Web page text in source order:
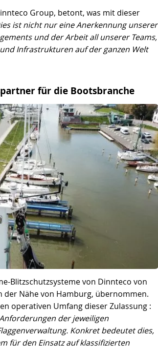
Group, betont, was mit dieser
ist nicht nur eine Anerkennung unserer
und der Arbeit all unserer Teams,
Infrastrukturen auf der ganzen Welt
für die Bootsbranche
Blitzschutzsysteme von Dinnteco von
der Nähe von Hamburg, übernommen.
operativen Umfang dieser Zulassung :
der jeweiligen
Konkret bedeutet dies,
für den Einsatz auf klassifizierten